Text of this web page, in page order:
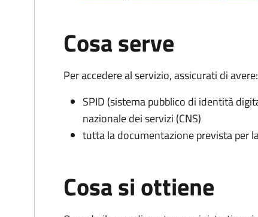
Cosa serve
Per accedere al servizio, assicurati di avere:
SPID (sistema pubblico di identità
nazionale dei servizi (CNS)
tutta la documentazione prevista per
Cosa si ottiene